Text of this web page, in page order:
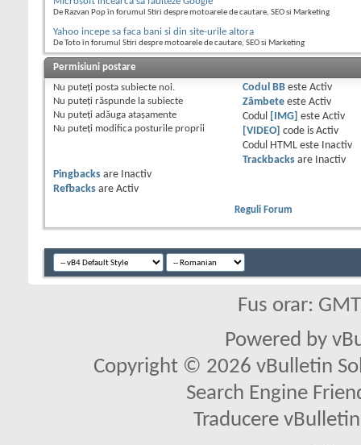
De Razvan Pop în forumul Stiri despre motoarele de cautare, SEO si Marketing
Yahoo incepe sa faca bani si din site-urile altora
De Toto în forumul Stiri despre motoarele de cautare, SEO si Marketing
Permisiuni postare
Nu puteţi posta subiecte noi.
Nu puteţi răspunde la subiecte
Nu puteţi adăuga ataşamente
Nu puteţi modifica posturile proprii
Codul BBeste Activ
Zâmbeteeste Activ
Codul
[IMG] este Activ
[VIDEO] code is Activ
Codul HTML este
Inactiv
Trackbacksare
Inactiv
Pingbacks are
Inactiv
Refbacks are Activ
Reguli Forum
Fus orar:
Powered by
Copyright © 2026 vBulletin
Search Engine
Traducere